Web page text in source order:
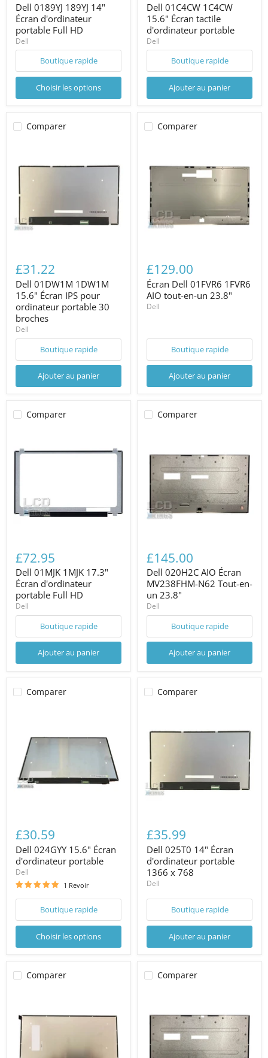
Dell 0189YJ 189YJ 14"
Écran d'ordinateur
portable Full HD
Dell
Boutique rapide
Choisir les options
Dell 01C4CW 1C4CW
15.6" Écran tactile
d'ordinateur portable
Dell
Boutique rapide
Ajouter au panier
Comparer
£31.22
Dell 01DW1M 1DW1M
15.6" Écran IPS pour
ordinateur portable 30
broches
Dell
Boutique rapide
Ajouter au panier
Comparer
£129.00
Écran Dell 01FVR6 1FVR6
AIO tout-en-un 23.8"
Dell
Boutique rapide
Ajouter au panier
Comparer
£72.95
Dell 01MJK 1MJK 17.3"
Écran d'ordinateur
portable Full HD
Dell
Boutique rapide
Ajouter au panier
Comparer
£145.00
Dell 020H2C AIO Écran
MV238FHM-N62 Tout-en-
un 23.8"
Dell
Boutique rapide
Ajouter au panier
Comparer
£30.59
Dell 024GYY 15.6" Écran
d'ordinateur portable
Dell
1 Revoir
Boutique rapide
Choisir les options
Comparer
£35.99
Dell 025T0 14" Écran
d'ordinateur portable
1366 x 768
Dell
Boutique rapide
Ajouter au panier
Comparer Comparer